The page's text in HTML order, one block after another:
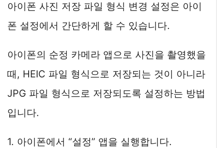
아이폰 사진 저장 파일 형식 변경 설정은 아이
폰 설정에서 간단하게 할 수 있습니다.
아이폰의 순정 카메라 앱으로 사진을 촬영했을
때, HEIC 파일 형식으로 저장되는 것이 아니라
JPG 파일 형식으로 저장되도록 설정하는 방법
입니다.
1. 아이폰에서 “설정” 앱을 실행합니다.